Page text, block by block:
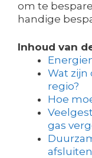
om te
handige
Inhoud van
Wat zijn
regio?
Hoe
gas